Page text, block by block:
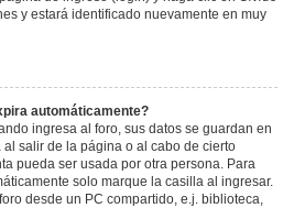
y estará identificado nuevamente en muy
automáticamente?
ingresa al foro, sus datos se guardan en
salir de la página o al cabo de cierto
pueda ser usada por otra persona. Para
solo marque la casilla al ingresar.
desde un PC compartido, e.j. biblioteca,